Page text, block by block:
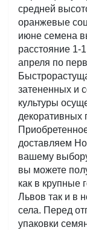
средней
оранжевые
июне семена
расстояние 1-
апреля по
затененных и
культуры
декоративных
доставляем
вашему
вы можете
как в крупные
Львов так и в
села. Перед
упаковки